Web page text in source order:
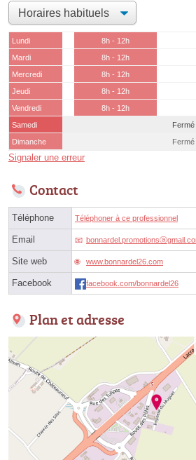
Lundi 8h - 12h
Mardi
8h - 12h
Mercredi
8h - 12h
Jeudi
8h - 12h
Vendredi
8h - 12h
Samedi
Fermé
Dimanche
Fermé
Signaler une erreur
Contact
Téléphone Téléphoner à ce professionnel
Email
Site web www.bonnardel26.com
Facebook facebook.com/bonnardel26
Plan et adresse